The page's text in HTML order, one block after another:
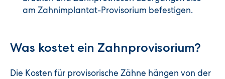
am Zahnimplantat-Provisorium befestigen.
Was kostet ein Zahnprovisorium?
Die Kosten für provisorische Zähne hängen von der